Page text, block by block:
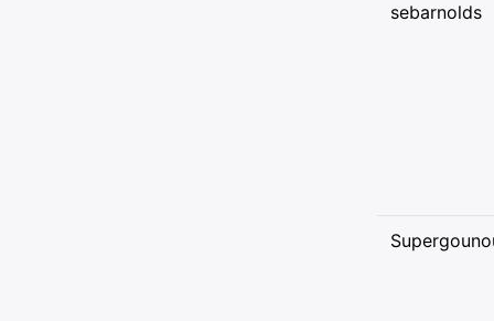
sebarnolds